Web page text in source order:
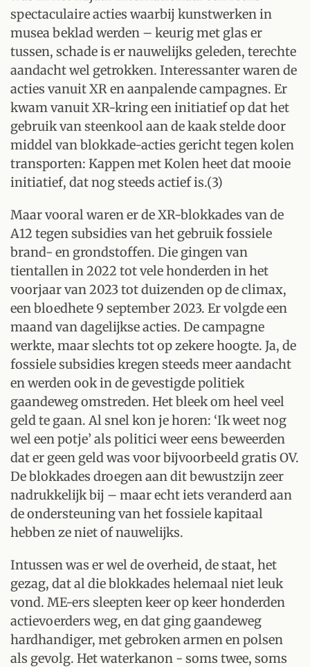
spectaculaire acties waarbij kunstwerken in
musea beklad werden – keurig met glas er
tussen, schade is er nauwelijks geleden, terechte
aandacht wel getrokken. Interessanter waren de
acties vanuit XR en aanpalende campagnes. Er
kwam vanuit XR-kring een initiatief op dat het
gebruik van steenkool aan de kaak stelde door
middel van blokkade-acties gericht tegen kolen
transporten: Kappen met Kolen heet dat mooie
initiatief, dat nog steeds actief is.(3)
Maar vooral waren er de XR-blokkades van de
A12 tegen subsidies van het gebruik fossiele
brand- en grondstoffen. Die gingen van
tientallen in 2022 tot vele honderden in het
voorjaar van 2023 tot duizenden op de climax,
een bloedhete 9 september 2023. Er volgde een
maand van dagelijkse acties. De campagne
werkte, maar slechts tot op zekere hoogte. Ja, de
fossiele subsidies kregen steeds meer aandacht
en werden ook in de gevestigde politiek
gaandeweg omstreden. Het bleek om heel veel
geld te gaan. Al snel kon je horen: ‘Ik weet nog
wel een potje’ als politici weer eens beweerden
dat er geen geld was voor bijvoorbeeld gratis OV.
De blokkades droegen aan dit bewustzijn zeer
nadrukkelijk bij – maar echt iets veranderd aan
de ondersteuning van het fossiele kapitaal
hebben ze niet of nauwelijks.
Intussen was er wel de overheid, de staat, het
gezag, dat al die blokkades helemaal niet leuk
vond. ME-ers sleepten keer op keer honderden
actievoerders weg, en dat ging gaandeweg
hardhandiger, met gebroken armen en polsen
als gevolg. Het waterkanon - soms twee, soms